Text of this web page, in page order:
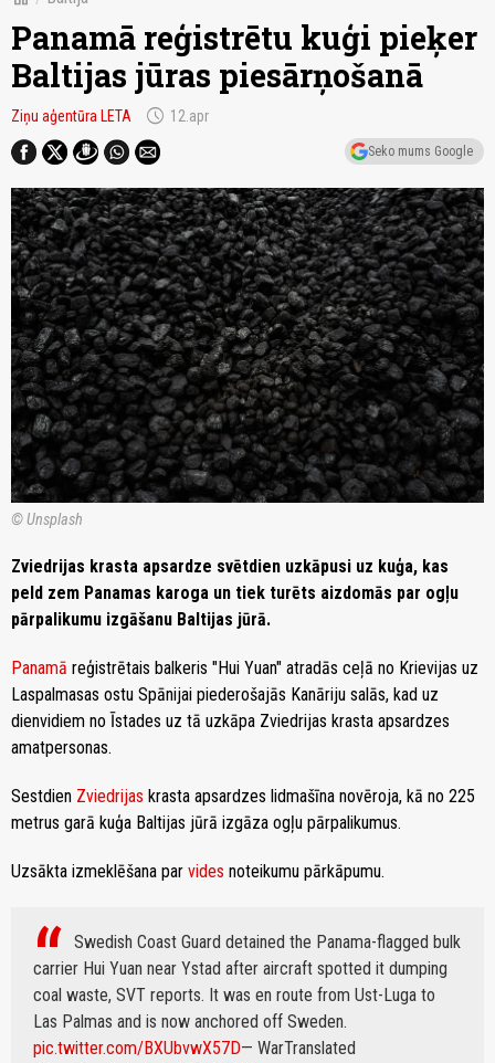
Panamā reģistrētu kuģi pieķer
Baltijas jūras piesārņošanā
Ziņu aģentūra LETA schedule 12.apr
Seko mums Google
© Unsplash
Zviedrijas krasta apsardze svētdien uzkāpusi uz kuģa, kas
peld zem Panamas karoga un tiek turēts aizdomās par ogļu
pārpalikumu izgāšanu Baltijas jūrā.
Panamā reģistrētais balkeris "Hui Yuan" atradās ceļā no Krievijas uz
Laspalmasas ostu Spānijai piederošajās Kanāriju salās, kad uz
dienvidiem no Īstades uz tā uzkāpa Zviedrijas krasta apsardzes
amatpersonas.
Sestdien Zviedrijas krasta apsardzes lidmašīna novēroja, kā no 225
metrus garā kuģa Baltijas jūrā izgāza ogļu pārpalikumus.
Uzsākta izmeklēšana par vides noteikumu pārkāpumu.
Swedish Coast Guard detained the Panama-flagged bulk
carrier Hui Yuan near Ystad after aircraft spotted it dumping
coal waste, SVT reports. It was en route from Ust-Luga to
Las Palmas and is now anchored off Sweden.
pic.twitter.com/BXUbvwX57D— WarTranslated